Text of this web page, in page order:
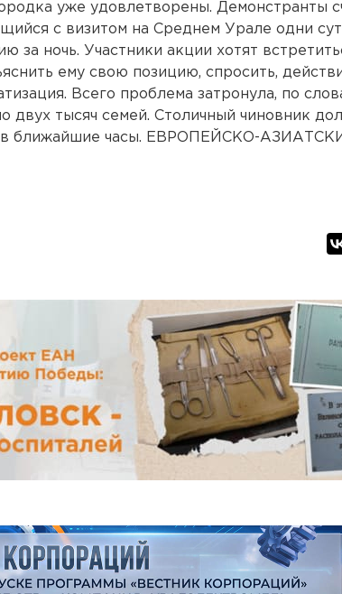
уже удовлетворены. Демонстранты
с визитом на Среднем Урале одни
за ночь. Участники акции хотят
ему свою позицию, спросить,
Всего проблема затронула, по
двух тысяч семей. Столичный чиновник
в ближайшие часы. ЕВРОПЕЙСКО-